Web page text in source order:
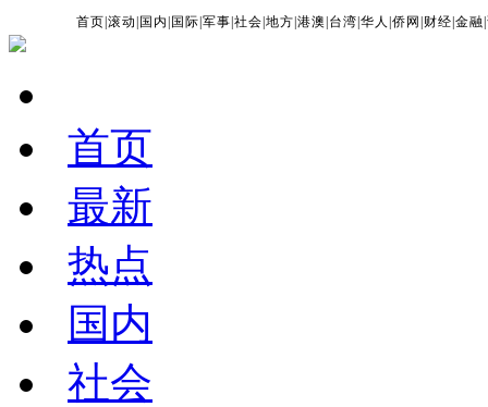
首页 |滚动 国内 国际 |军事 |社会 |地方 |港澳 台湾 |华人 |侨网 财经 |金融 |
首页
最新
热点
国内
社会